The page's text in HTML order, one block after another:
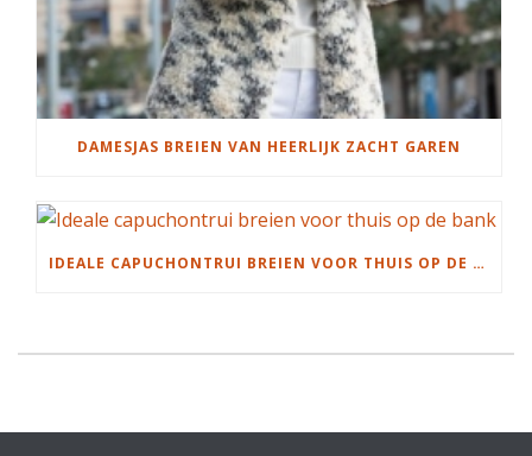
DAMESJAS BREIEN VAN HEERLIJK ZACHT GAREN
IDEALE CAPUCHONTRUI BREIEN VOOR THUIS OP DE BANK